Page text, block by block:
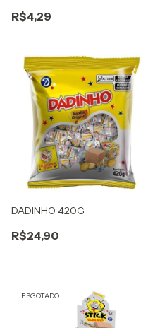
R$4,29
DADINHO 420G
R$24,90
ESGOTADO